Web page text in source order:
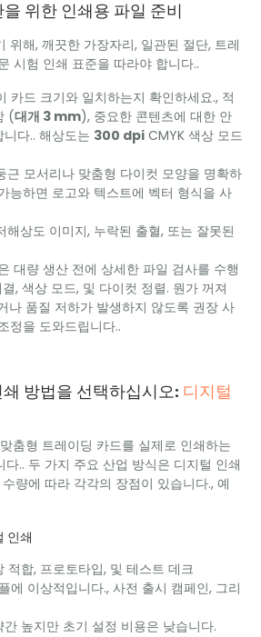
위한 인쇄용 파일 준비
위해, 깨끗한 가장자리, 일관된 절단, 트레
시험 인쇄 표준을 따라야 합니다..
카드 크기와 일치하는지 확인하세요., 적
(대개 3 mm), 중요한 콘텐츠에 대한 안
다.. 해상도는 300 dpi CMYK 색상 모드
근 모서리나 맞춤형 다이컷 모양을 명확하
능하면 로고와 텍스트에 벡터 형식을 사
해상도 이미지, 누락된 출혈, 또는 잘못된
대량 생산 전에 상세한 파일 검사를 수행
, 색상 모드, 및 다이컷 정렬. 뭔가 꺼져
나 품질 저하가 발생하지 않도록 권장 사
정을 도와드립니다..
방법을 선택하십시오: 디지털
춤형 트레이딩 카드를 실제로 인쇄하는
.. 두 가지 주요 산업 방식은 디지털 인쇄
량에 따라 각각의 장점이 있습니다., 예
인쇄
적합, 프로토타입, 및 테스트 데크
에 이상적입니다., 사전 출시 캠페인, 그리
높지만 초기 설정 비용은 낮습니다.